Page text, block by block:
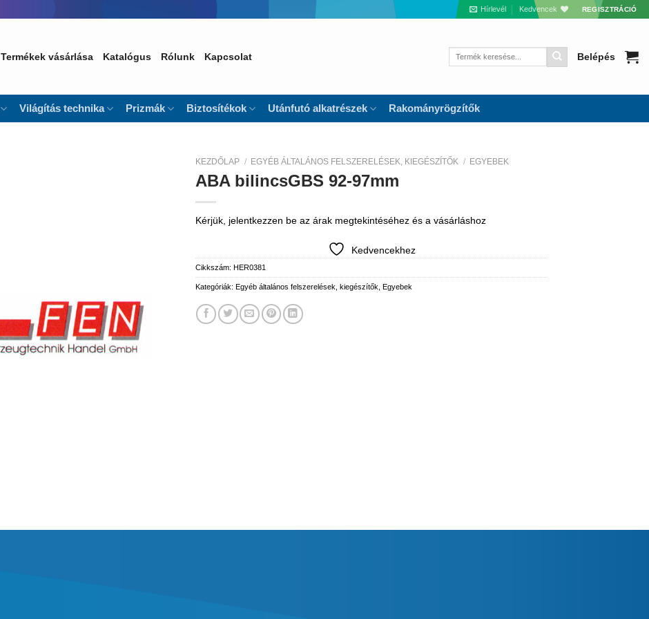
Hírlevél Kedvencek REGISZTRÁCIÓ
Termékek vásárlása Katalógus Rólunk Kapcsolat
Keresés
Belépés
Világítás technika Prizmák Biztosítékok Utánfutó alkatrészek Rakományrögzítők
KEZDŐLAP / EGYÉB ÁLTALÁNOS FELSZERELÉSEK, KIEGÉSZÍTŐK / EGYEBEK
ABA bilincsGBS 92-97mm
Kérjük, jelentkezzen be az árak megtekintéséhez és a vásárláshoz
Kedvencekhez
Cikkszám: HER0381
Kategóriák: Egyéb általános felszerelések, kiegészítők Egyebek